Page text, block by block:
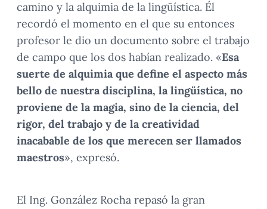
camino y la alquimia de la lingüística. Él
recordó el momento en el que su entonces
profesor le dio un documento sobre el trabajo
de campo que los dos habían realizado. «Esa
suerte de alquimia que define el aspecto más
bello de nuestra disciplina, la lingüística, no
proviene de la magia, sino de la ciencia, del
rigor, del trabajo y de la creatividad
inacabable de los que merecen ser llamados
maestros», expresó.
El Ing. González Rocha repasó la gran